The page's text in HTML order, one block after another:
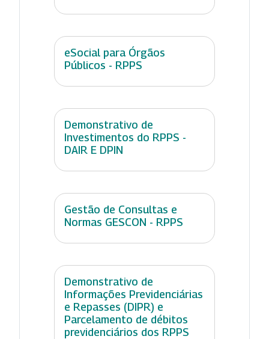
eSocial para Órgãos
Públicos - RPPS
Demonstrativo de
Investimentos do RPPS -
DAIR E DPIN
Gestão de Consultas e
Normas GESCON - RPPS
Demonstrativo de
Informações Previdenciárias
e Repasses (DIPR) e
Parcelamento de débitos
previdenciários dos RPPS